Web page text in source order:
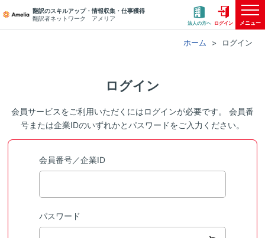
翻訳のスキルアップ・情報収集・仕事獲得
翻訳者ネットワーク アメリア
法人の方へ ログイン メニュー
ホーム ログイン
ログイン
会員サービスをご利用いただくにはログインが必要です。 会員番
号または企業IDのいずれかとパスワードをご入力ください。
会員番号／企業ID
パスワード